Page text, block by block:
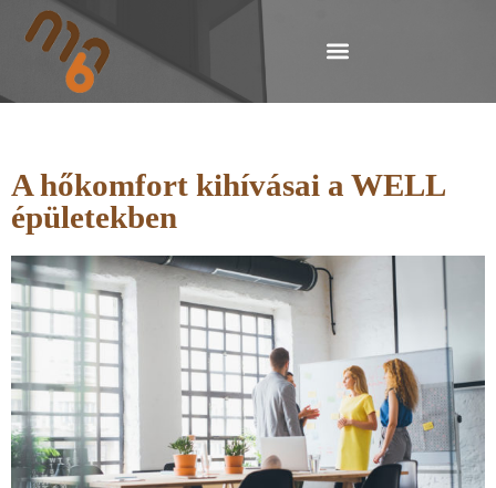
A hőkomfort kihívásai a WELL
épületekben